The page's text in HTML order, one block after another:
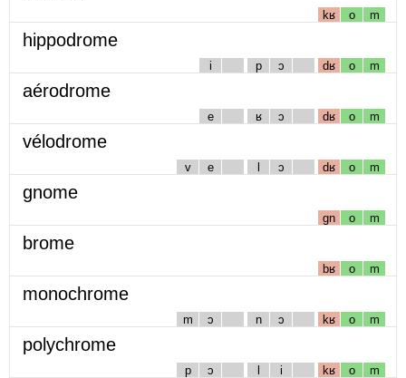
kʁ o m
hippodrome
i p ɔ dʁ o m
aérodrome
e ʁ ɔ dʁ o m
vélodrome
v e l ɔ dʁ o m
gnome
gn o m
brome
bʁ o m
monochrome
m ɔ n ɔ kʁ o m
polychrome
p ɔ l i kʁ o m